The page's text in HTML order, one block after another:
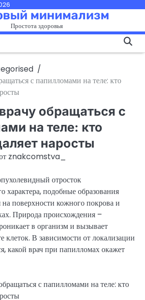
минимализм
Простота здоровья
с папилломами на теле: кто
обращаться с
на теле: кто
наросты
znakcomstva_
отросток
характера, подобные образования
на поверхности кожного покрова и
Природа происхождения –
в организм и вызывает
клеток. В зависимости от локализации
какой врач при папилломах окажет